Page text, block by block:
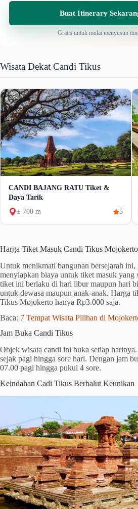
Buat Itinerary
Gratis untuk mulai menyusun
Wisata Dekat Candi Tikus
CANDI BAJANG RATU Tiket &
Daya Tarik
± 700 m
5
Harga Tiket Masuk Candi Tikus Mojokerto
Untuk menikmati bangunan bersejarah ini,
menyiapkan biaya untuk tiket masuk yang
tiket ini berlaku di hari libur maupun hari
untuk dewasa maupun anak-anak. Harga
Tikus Mojokerto hanya Rp3.000 saja.
Baca: 7 Tempat Wisata Pilihan di
Jam Buka Candi Tikus
Objek wisata candi ini buka setiap
sejak pagi hingga sore hari. Dengan jam
07.00 pagi hingga pukul 4 sore.
Keindahan Cadi Tikus Berbalut Keunikan